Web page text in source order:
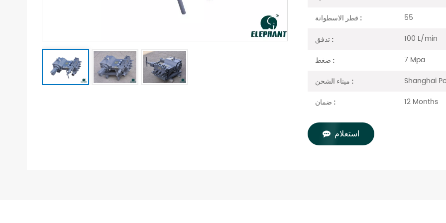
قطر الاسطوانة : 55
تدفق : 100 L/min
ضغط : 7 Mpa
ميناء الشحن : Shanghai
ضمان : 12 Months
استعلام